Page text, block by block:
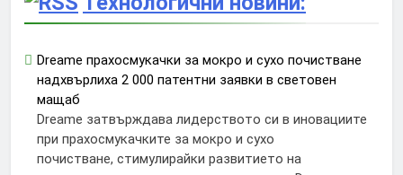
Dreame прахосмукачки за мокро и сухо почистване
надхвърлиха 2 000 патентни заявки в световен
мащаб
Dreame затвърждава лидерството си в иновациите
при прахосмукачките за мокро и сухо
почистване, стимулирайки развитието на